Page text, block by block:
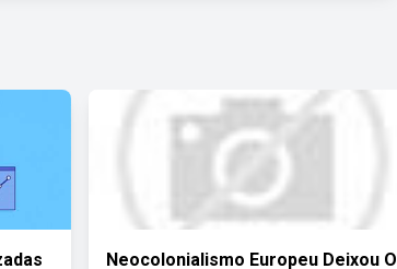
Neocolonialismo Europeu Deixou O